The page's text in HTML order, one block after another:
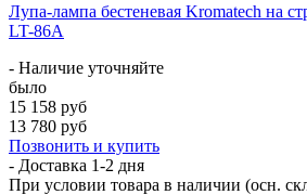
Лупа-лампа бестеневая Kromatech на
LT-86A
- Наличие уточняйте
было
15 158 руб
13 780 руб
Позвонить и купить
- Доставка 1-2 дня
При условии товара в наличии (осн.